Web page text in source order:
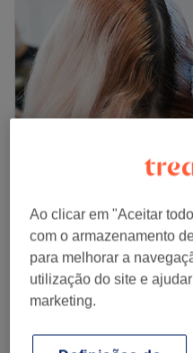
Studio Bruno Oliver
5,0
2
Almada
Mostrar no
Desconto de última
Coloração sem amoníaco
1 hr 30 mins
Ao clicar em "Aceitar
com o armazenamento
para melhorar a
utilização do site e
marketing.